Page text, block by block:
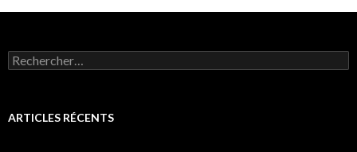
Rechercher :
ARTICLES RÉCENTS